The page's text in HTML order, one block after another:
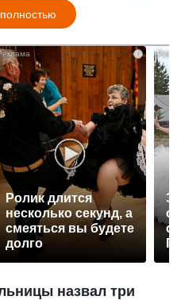
Ролик длится
несколько секунд, а
смеяться вы будете
долго
назвал три